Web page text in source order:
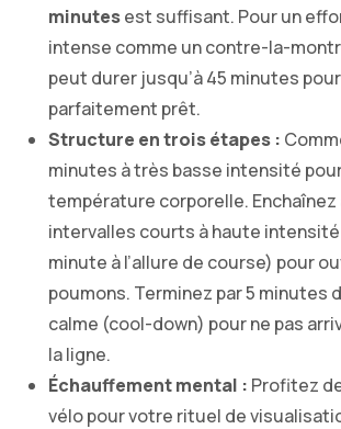
minutesest suffisant. Pour un
intense comme un contre-la-
peut durer jusqu’à 45 minutes
parfaitement prêt.
Structure en trois étapes :
minutes à très basse intensité
température corporelle. Enchaînez
intervalles courts à haute intensité
minute à l’allure de course) pour
poumons. Terminez par 5 minutes
calme (cool-down) pour ne pas
la ligne.
Échauffement mental : Profitez
vélo pour votre rituel de